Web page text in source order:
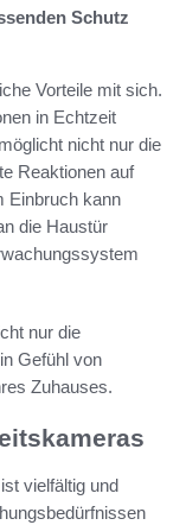
Schutz
Vorteile mit sich.
in Echtzeit
nicht nur die
Reaktionen auf
Einbruch kann
die Haustür
nur die
Gefühl von
Zuhauses.
ist vielfältig und